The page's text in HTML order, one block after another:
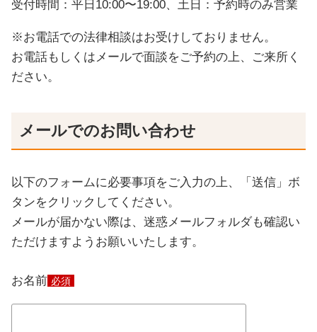
受付時間：平日10:00〜19:00、土日：予約時のみ営業
※お電話での法律相談はお受けしておりません。
お電話もしくはメールで面談をご予約の上、ご来所く
ださい。
メールでのお問い合わせ
以下のフォームに必要事項をご入力の上、「送信」ボ
タンをクリックしてください。
メールが届かない際は、迷惑メールフォルダも確認い
ただけますようお願いいたします。
お名前 必須